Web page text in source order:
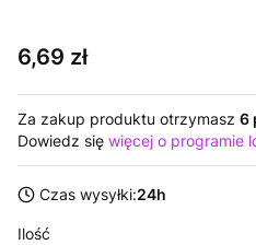
Cena
6,69 zł
Za zakup produktu otrzymasz 6
Dowiedz się więcej o programie
Czas wysyłki:24h
Ilość